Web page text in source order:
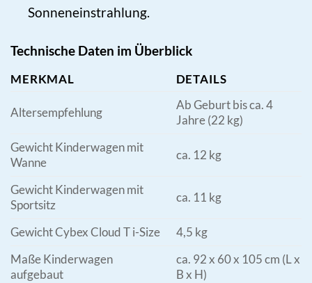
Sonneneinstrahlung.
Technische Daten im Überblick
MERKMAL DETAILS
Altersempfehlung
Ab Geburt bis ca. 4
Jahre (22 kg)
Gewicht Kinderwagen mit
Wanne
ca. 12 kg
Gewicht Kinderwagen mit
Sportsitz
ca. 11 kg
Gewicht Cybex Cloud T i-Size
4,5 kg
Maße Kinderwagen
aufgebaut
ca. 92 x 60 x 105 cm (L x
B x H)